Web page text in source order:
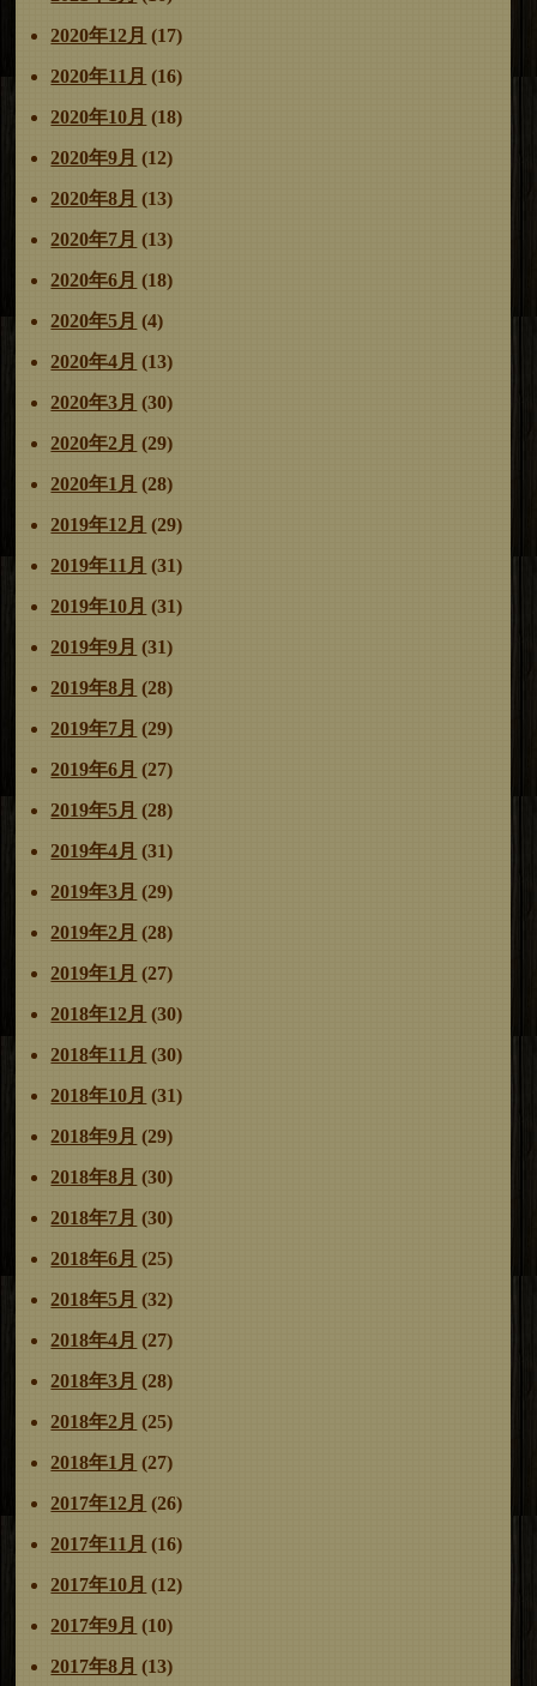
2020年12月 (17)
2020年11月 (16)
2020年10月 (18)
2020年9月 (12)
2020年8月 (13)
2020年7月 (13)
2020年6月 (18)
2020年5月 (4)
2020年4月 (13)
2020年3月 (30)
2020年2月 (29)
2020年1月 (28)
2019年12月 (29)
2019年11月 (31)
2019年10月 (31)
2019年9月 (31)
2019年8月 (28)
2019年7月 (29)
2019年6月 (27)
2019年5月 (28)
2019年4月 (31)
2019年3月 (29)
2019年2月 (28)
2019年1月 (27)
2018年12月 (30)
2018年11月 (30)
2018年10月 (31)
2018年9月 (29)
2018年8月 (30)
2018年7月 (30)
2018年6月 (25)
2018年5月 (32)
2018年4月 (27)
2018年3月 (28)
2018年2月 (25)
2018年1月 (27)
2017年12月 (26)
2017年11月 (16)
2017年10月 (12)
2017年9月 (10)
2017年8月 (13)